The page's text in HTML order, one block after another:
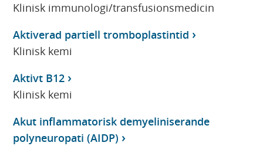
Klinisk immunologi/transfusionsmedicin
Aktiverad partiell tromboplastintid
Klinisk kemi
Aktivt B12
Klinisk kemi
Akut inflammatorisk demyeliniserande
polyneuropati (AIDP)